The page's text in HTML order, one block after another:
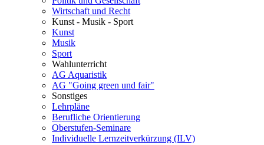
Wirtschaft und Recht
Kunst - Musik - Sport
Kunst
Musik
Sport
Wahlunterricht
AG Aquaristik
AG "Going green und fair"
Sonstiges
Lehrpläne
Berufliche Orientierung
Oberstufen-Seminare
Individuelle Lernzeitverkürzung (ILV)